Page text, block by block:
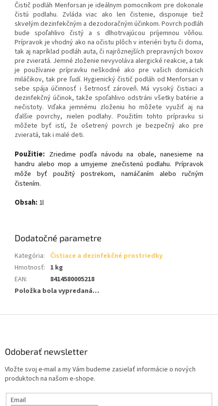
Čistič podláh Menforsan je ideálnym pomocníkom pre dokonale
čistú podlahu. Zvláda viac ako len čistenie, disponuje tiež
skvelým dezinfekčným a dezodoračným účinkom. Povrch podláh
bude spoľahlivo čistý a s dlhotrvajúcou príjemnou vôňou.
Prípravok je vhodný ako na očistu plôch v interiéri bytu či doma,
tak aj napríklad podláh auta, či najrôznejších prepravných boxov
pre zvieratá. Jemné zloženie nevyvoláva alergické reakcie, a tak
je používanie prípravku neškodné ako pre vašich domácich
miláčikov, tak pre ľudí. Hygienický čistič podláh od Menforsan v
sebe spája účinnosť i šetrnosť zároveň. Má vysoký čistiaci a
dezinfekčný účinok, takže spoľahlivo odstráni všetky batérie a
nečistoty. Vďaka jemnému zloženiu ho môžete využiť aj na
ďalšie povrchy, nielen podlahy. Použitím tohto prípravku si
môžete byť istí, že ošetrený povrch je bezpečný ako pre
zvieratá, tak i malé deti.
Použitie: Zriedime podľa návodu na obale, nanesieme na
handru alebo mop a umyjeme znečistenú podlahu. Prípravok
môže byť použitý postrekom, namáčaním alebo ručným
čistením.
Obsah:1l
Dodatočné parametre
Kategória:
Čistiace a dezinfekčné prostriedky
Hmotnosť: 1 kg
EAN:
8414580005218
Položka bola vypredaná…
Odoberať newsletter
Vložte svoj e-mail a my Vám budeme zasielať informácie o nových
produktoch na našom e-shope.
Email